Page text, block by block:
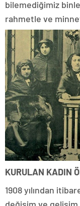
bilemediğimiz
rahmetle ve
KURULAN KADIN
1908 yılından
değişim ve